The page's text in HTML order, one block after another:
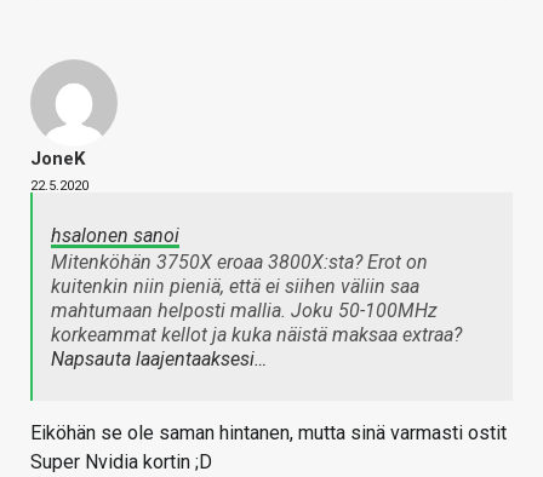
JoneK
22.5.2020
hsalonen sanoi
Mitenköhän 3750X eroaa 3800X:sta? Erot on
kuitenkin niin pieniä, että ei siihen väliin saa
mahtumaan helposti mallia. Joku 50-100MHz
korkeammat kellot ja kuka näistä maksaa extraa?
Napsauta laajentaaksesi…
Eiköhän se ole saman hintanen, mutta sinä varmasti ostit
Super Nvidia kortin ;D